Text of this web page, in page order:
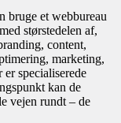
bruge et webbureau
størstedelen af,
content,
marketing,
specialiserede
kan de
vejen rundt – de